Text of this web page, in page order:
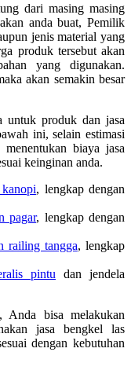
dari masing masing
anda buat, Pemilik
jenis material yang
produk tersebut akan
yang digunakan.
akan semakin besar
untuk produk dan jasa
ini, selain estimasi
biaya jasa
keinginan anda.
, lengkap dengan
pagar, lengkap dengan
railing tangga, lengkap
pintu dan jendela
Anda bisa melakukan
jasa bengkel las
dengan kebutuhan